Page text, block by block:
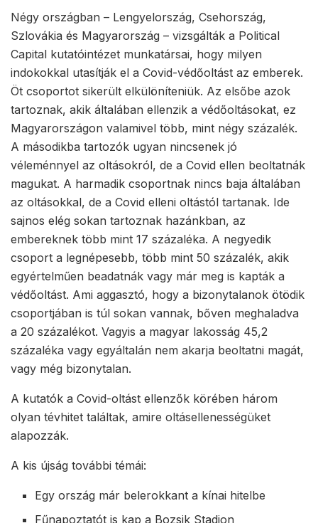
Négy országban – Lengyelország, Csehország,
Szlovákia és Magyarország – vizsgálták a Political
Capital kutatóintézet munkatársai, hogy milyen
indokokkal utasítják el a Covid-védőoltást az emberek.
Öt csoportot sikerült elkülöníteniük. Az elsőbe azok
tartoznak, akik általában ellenzik a védőoltásokat, ez
Magyarországon valamivel több, mint négy százalék.
A másodikba tartozók ugyan nincsenek jó
véleménnyel az oltásokról, de a Covid ellen beoltatnák
magukat. A harmadik csoportnak nincs baja általában
az oltásokkal, de a Covid elleni oltástól tartanak. Ide
sajnos elég sokan tartoznak hazánkban, az
embereknek több mint 17 százaléka. A negyedik
csoport a legnépesebb, több mint 50 százalék, akik
egyértelműen beadatnák vagy már meg is kapták a
védőoltást. Ami aggasztó, hogy a bizonytalanok ötödik
csoportjában is túl sokan vannak, bőven meghaladva
a 20 százalékot. Vagyis a magyar lakosság 45,2
százaléka vagy egyáltalán nem akarja beoltatni magát,
vagy még bizonytalan.
A kutatók a Covid-oltást ellenzők körében három
olyan tévhitet találtak, amire oltásellenességüket
alapozzák.
A kis újság további témái:
Egy ország már belerokkant a kínai hitelbe
Fűnapoztatót is kap a Bozsik Stadion